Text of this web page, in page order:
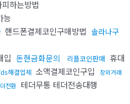
하는방법
능
핸드폰결제코인구매방법 솔라나구
입 돈현금화문의 리플코인판매 휴대
해결업체 소액결제코인구입 장외거래
전환 테더무통 테더전송대행